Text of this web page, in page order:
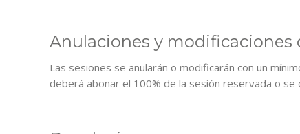
Anulaciones y modificaciones
Las sesiones se anularán o modificarán con un
deberá abonar el 100% de la sesión reservada o